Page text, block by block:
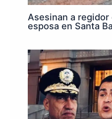
Asesinan a
esposa en Santa